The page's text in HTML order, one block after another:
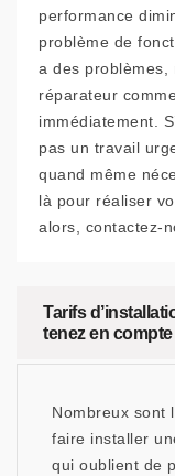
performance
problème de
a des problèmes,
réparateur
immédiatement.
pas un travail
quand même
là pour réaliser
alors, contactez-
Tarifs
tenez en
Nombreux sont
faire installer
qui oublient de